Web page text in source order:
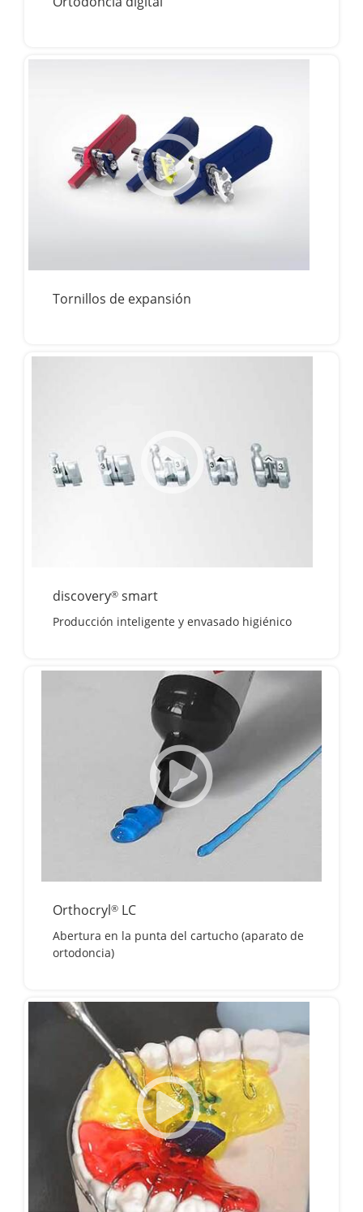
Tornillos de expansión
discovery® smart
Producción inteligente y envasado higiénico
Orthocryl® LC
Abertura en la punta del cartucho (aparato de
ortodoncia)